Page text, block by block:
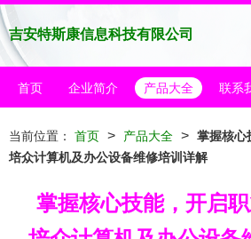
吉安特斯康信息科技有限公司
首页 企业简介 产品大全 联系
当前位置： 首页 > 产品大全 > 掌握核心
培众计算机及办公设备维修培训详解
掌握核心技能，开启